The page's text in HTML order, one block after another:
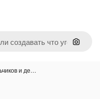
Поиск
и де…